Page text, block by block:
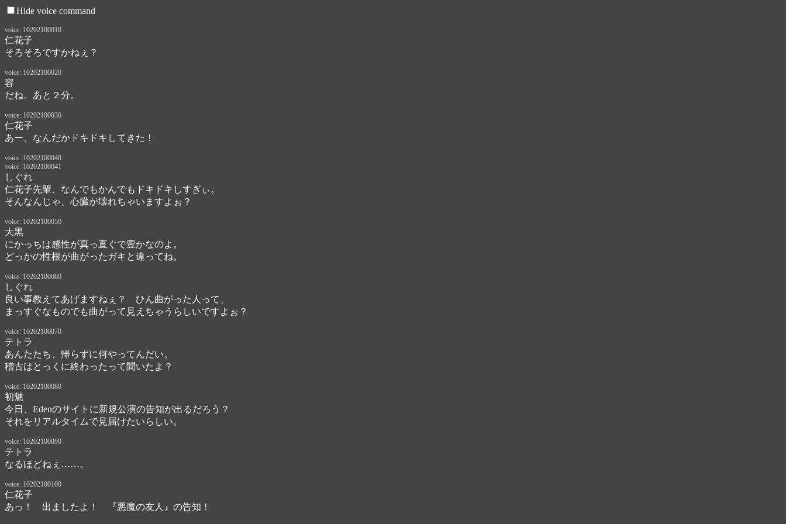
Hide voice command
voice: 10202100010
仁花子
そろそろですかねぇ？
voice: 10202100020
容
だね。あと２分。
voice: 10202100030
仁花子
あー、なんだかドキドキしてきた！
voice: 10202100040
voice: 10202100041
しぐれ
仁花子先輩、なんでもかんでもドキドキしすぎぃ。
そんなんじゃ、心臓が壊れちゃいますよぉ？
voice: 10202100050
大黒
にかっちは感性が真っ直ぐで豊かなのよ。
どっかの性根が曲がったガキと違ってね。
voice: 10202100060
しぐれ
良い事教えてあげますねぇ？　ひん曲がった人って、
まっすぐなものでも曲がって見えちゃうらしいですよぉ？
voice: 10202100070
テトラ
あんたたち、帰らずに何やってんだい。
稽古はとっくに終わったって聞いたよ？
voice: 10202100080
初魅
今日、Edenのサイトに新規公演の告知が出るだろう？
それをリアルタイムで見届けたいらしい。
voice: 10202100090
テトラ
なるほどねぇ……。
voice: 10202100100
仁花子
あっ！　出ましたよ！　『悪魔の友人』の告知！